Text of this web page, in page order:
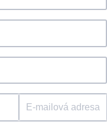
E-mailová adresa